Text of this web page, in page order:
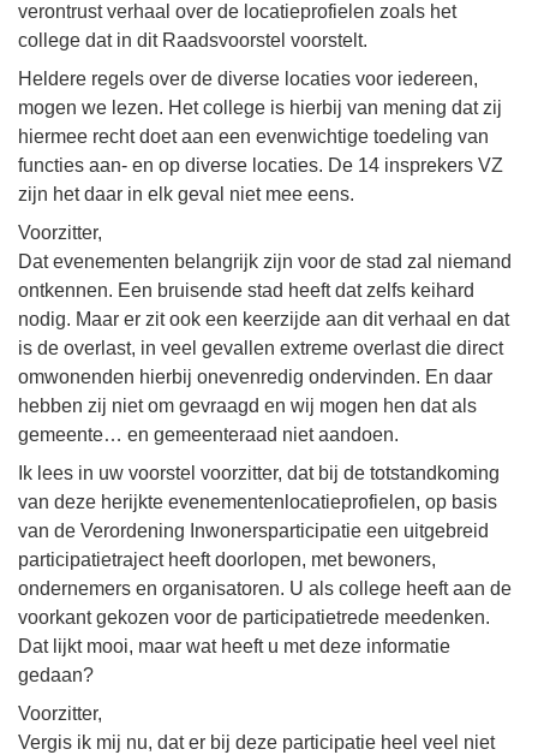
verontrust verhaal over de locatieprofielen zoals het
college dat in dit Raadsvoorstel voorstelt.
Heldere regels over de diverse locaties voor iedereen,
mogen we lezen. Het college is hierbij van mening dat zij
hiermee recht doet aan een evenwichtige toedeling van
functies aan- en op diverse locaties. De 14 insprekers VZ
zijn het daar in elk geval niet mee eens.
Voorzitter,
Dat evenementen belangrijk zijn voor de stad zal niemand
ontkennen. Een bruisende stad heeft dat zelfs keihard
nodig. Maar er zit ook een keerzijde aan dit verhaal en dat
is de overlast, in veel gevallen extreme overlast die direct
omwonenden hierbij onevenredig ondervinden. En daar
hebben zij niet om gevraagd en wij mogen hen dat als
gemeente… en gemeenteraad niet aandoen.
Ik lees in uw voorstel voorzitter, dat bij de totstandkoming
van deze herijkte evenementenlocatieprofielen, op basis
van de Verordening Inwonersparticipatie een uitgebreid
participatietraject heeft doorlopen, met bewoners,
ondernemers en organisatoren. U als college heeft aan de
voorkant gekozen voor de participatietrede meedenken.
Dat lijkt mooi, maar wat heeft u met deze informatie
gedaan?
Voorzitter,
Vergis ik mij nu, dat er bij deze participatie heel veel niet